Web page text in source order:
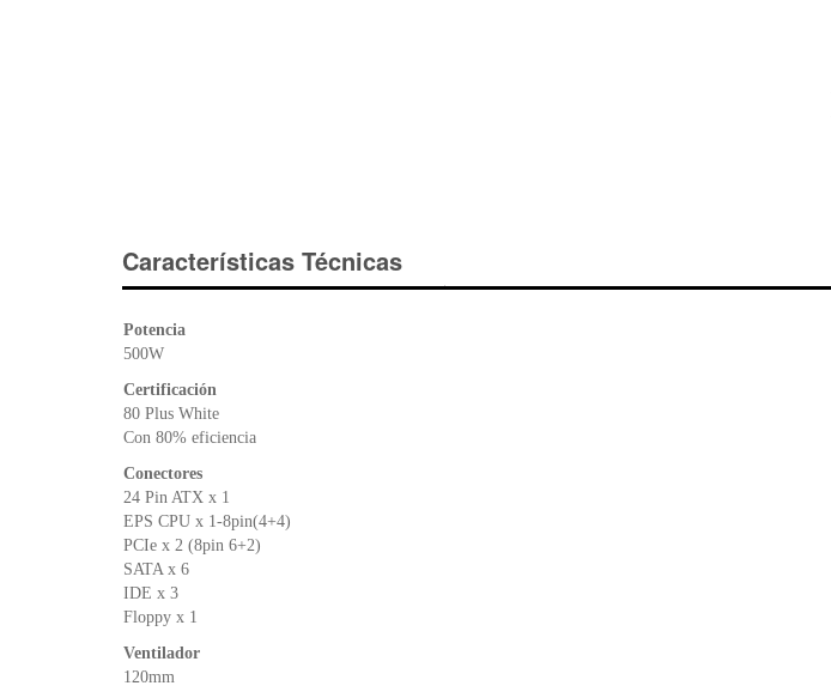
Características Técnicas
Potencia
500W
Certificación
80 Plus White
Con 80% eficiencia
Conectores
24 Pin ATX x 1
EPS CPU x 1-8pin(4+4)
PCIe x 2 (8pin 6+2)
SATA x 6
IDE x 3
Floppy x 1
Ventilador
120mm